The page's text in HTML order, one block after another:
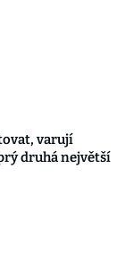
varují
druhá největší